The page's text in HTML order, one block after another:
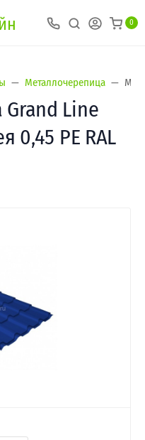
0
Металлочерепица
Line
0,45 PE RAL